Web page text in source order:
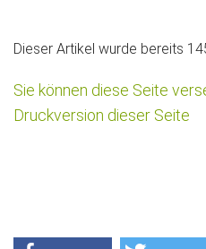
Dieser Artikel wurde bereits
Sie können diese Seite
Druckversion dieser Seite